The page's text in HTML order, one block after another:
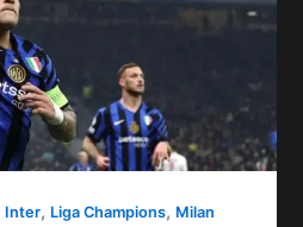
Inter, Liga Champions, Milan